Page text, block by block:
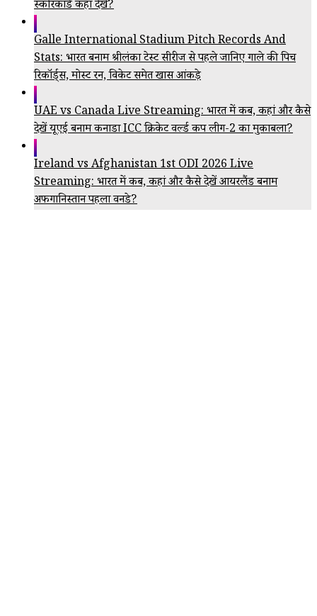
स्कोरकार्ड कहां देखें?
Galle International Stadium Pitch Records And
Stats: भारत बनाम श्रीलंका टेस्ट सीरीज से पहले जानिए गाले की पिच
रिकॉर्ड्स, मोस्ट रन, विकेट समेत खास आंकड़े
UAE vs Canada Live Streaming: भारत में कब, कहां और कैसे
देखें यूएई बनाम कनाडा ICC क्रिकेट वर्ल्ड कप लीग-2 का मुकाबला?
Ireland vs Afghanistan 1st ODI 2026 Live
Streaming: भारत में कब, कहां और कैसे देखें आयरलैंड बनाम
अफगानिस्तान पहला वनडे?